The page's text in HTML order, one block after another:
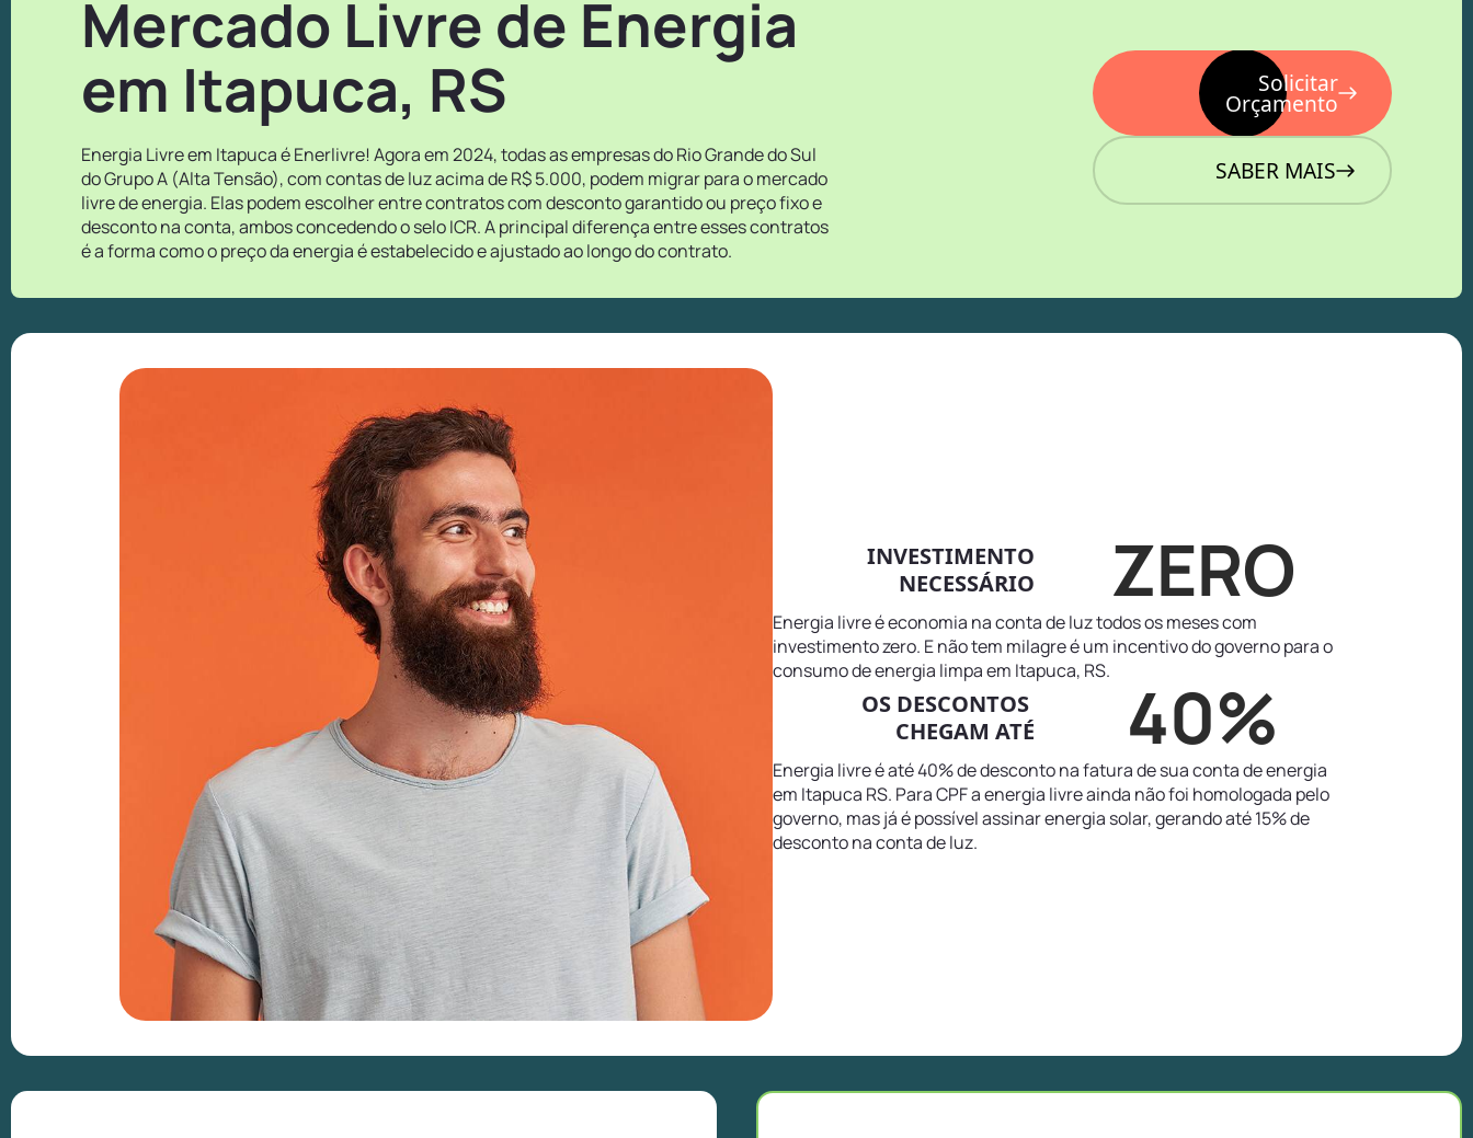
Mercado Livre de Energia
em Itapuca, RS
Energia Livre em Itapuca é Enerlivre! Agora em 2024, todas as empresas do Rio Grande do Sul
do Grupo A (Alta Tensão), com contas de luz acima de R$ 5.000, podem migrar para o mercado
livre de energia. Elas podem escolher entre contratos com desconto garantido ou preço fixo e
desconto na conta, ambos concedendo o selo ICR. A principal diferença entre esses contratos
é a forma como o preço da energia é estabelecido e ajustado ao longo do contrato.
Solicitar
Orçamento
SABER MAIS
INVESTIMENTO
NECESSÁRIO
ZERO
Energia livre é economia na conta de luz todos os meses com
investimento zero. E não tem milagre é um incentivo do governo para o
consumo de energia limpa em Itapuca, RS.
OS DESCONTOS
CHEGAM ATÉ
40%
Energia livre é até 40% de desconto na fatura de sua conta de energia
em Itapuca RS. Para CPF a energia livre ainda não foi homologada pelo
governo, mas já é possível assinar energia solar, gerando até 15% de
desconto na conta de luz.